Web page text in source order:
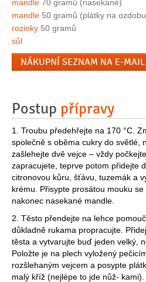
mandle 70 gramů (nasekané)
mandle 50 gramů (plátky na
rozinky 50 gramů
sůl
NÁKUPNÍ SEZNAM NA E-MAIL
Postup přípravy
1. Troubu předehřejte na 170 °C.
společně s oběma cukry do světlé,
zašlehejte dvě vejce – vždy
zapracujete, teprve potom přidejte
citronovou kůru, šťávu, tuzemák a
krému. Přisypte prosátou mouku
nakonec nasekané mandle.
2. Těsto přendejte na lehce
důkladně rukama propracujte.
těsta a vytvarujte buď jeden velký,
Položte je na plech vyložený
rozšlehaným vejcem a posypte
malý kříž (nejlépe to jde nůž-